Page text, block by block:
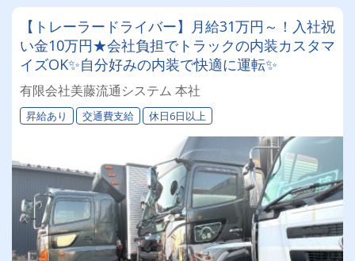
【トレーラードライバー】月給31万円～！入社祝
い金10万円★会社負担でトラックの内装カスタマ
イズOK✨自分好みの内装で快適に運転✨
有限会社美藤流通システム 本社
昇給あり 交通費支給 休日6日以上